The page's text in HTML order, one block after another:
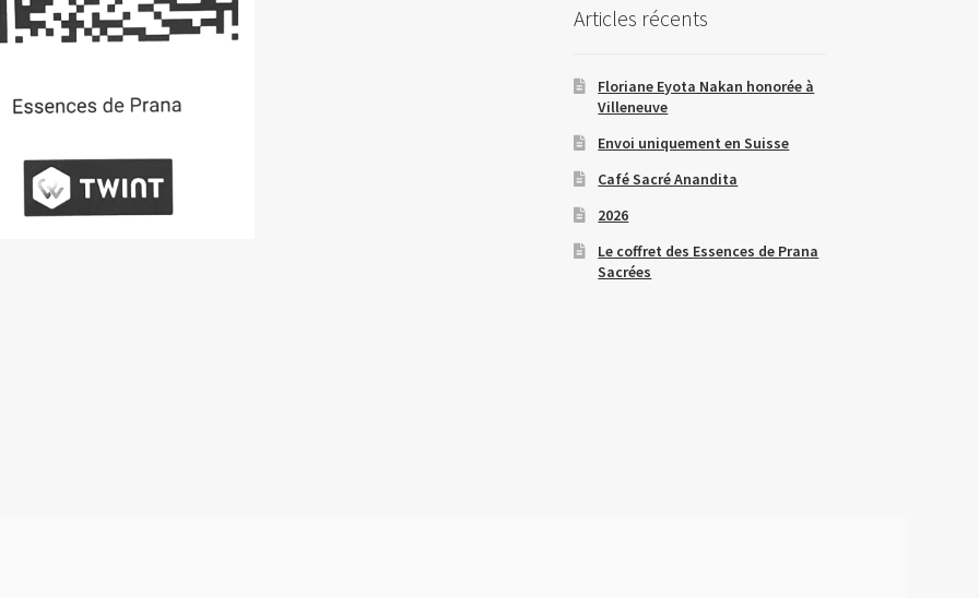
Articles récents
Floriane Eyota Nakan honorée à
Villeneuve
Envoi uniquement en Suisse
Café Sacré Anandita
2026
Le coffret des Essences de Prana
Sacrées